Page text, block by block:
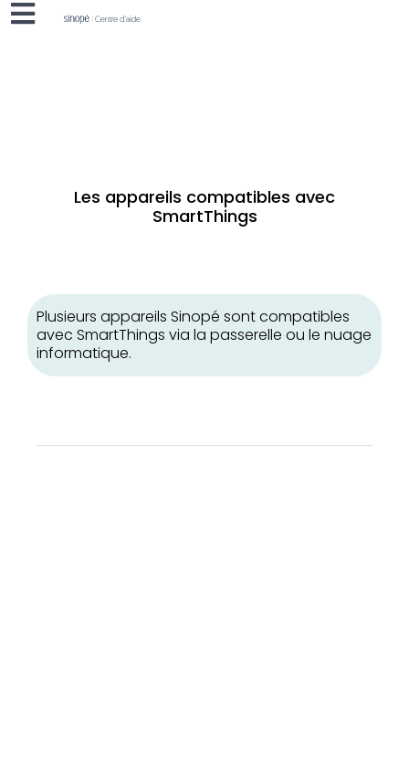
Les appareils compatibles avec
SmartThings
Plusieurs appareils Sinopé sont compatibles
avec SmartThings via la passerelle ou le nuage
informatique.